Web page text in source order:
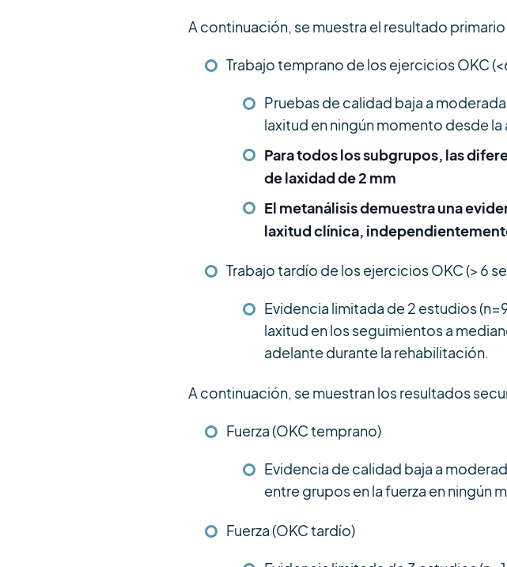
A continuación, se muestra el resultado
Trabajo temprano de los ejercicios OKC
Pruebas de calidad baja a
laxitud en ningún momento desde
Para todos los subgrupos, las
de laxidad de 2 mm
El metanálisis demuestra una
laxitud clínica,
Trabajo tardío de los ejercicios OKC (> 6
Evidencia limitada de 2 estudios
laxitud en los seguimientos a
adelante durante la rehabilitación.
A continuación, se muestran los resultados
Fuerza (OKC temprano)
Evidencia de calidad baja a
entre grupos en la fuerza en ningún
Fuerza (OKC tardío)